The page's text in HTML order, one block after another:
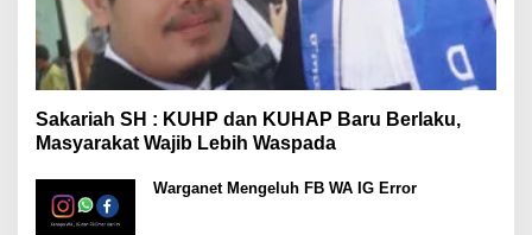
Sakariah SH : KUHP dan KUHAP Baru Berlaku,
Masyarakat Wajib Lebih Waspada
Warganet Mengeluh FB WA IG Error